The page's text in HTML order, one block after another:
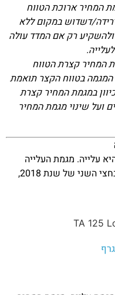
המחיר ארוכת הטווח
דשדוש במקום ללא
רק אם המדד עולה
המחיר קצרת הטווח
בטווח הקצר תואמת
במגמת המחיר קצרת
ועל שינוי מגמת המחיר
עלייה. מגמת העלייה
החלה בשנת 2016 ולמעט ירידה קלה בחצי השני של שנת 2018,